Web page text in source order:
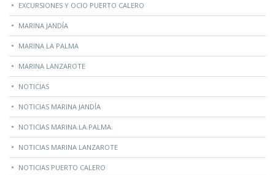
EXCURSIONES Y OCIO PUERTO CALERO
MARINA JANDÍA
MARINA LA PALMA
MARINA LANZAROTE
NOTICIAS
NOTICIAS MARINA JANDÍA
NOTICIAS MARINA LA PALMA
NOTICIAS MARINA LANZAROTE
NOTICIAS PUERTO CALERO